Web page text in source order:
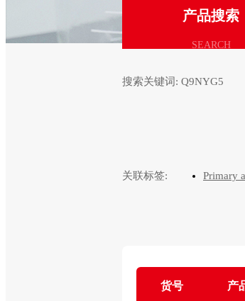
产品搜索
SEARCH
搜索关键词: Q9NYG5
关联标签: Primary
货号 产